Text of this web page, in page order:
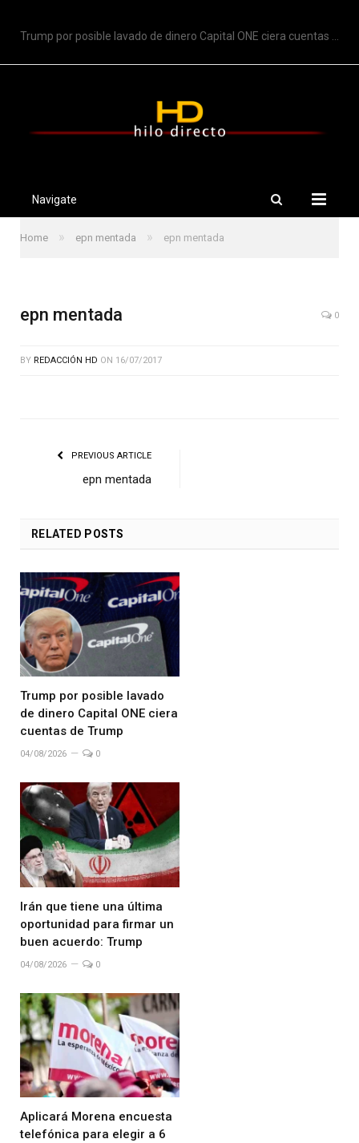
Trump por posible lavado de dinero Capital ONE ciera cuentas de Trump
Navigate
Home » epn mentada » epn mentada
epn mentada 0
BY REDACCIÓN HD ON 16/07/2017
PREVIOUS ARTICLE
epn mentada
RELATED POSTS
Trump por posible lavado
de dinero Capital ONE ciera
cuentas de Trump
04/08/2026 0
Irán que tiene una última
oportunidad para firmar un
buen acuerdo: Trump
04/08/2026 0
Aplicará Morena encuesta
telefónica para elegir a 6